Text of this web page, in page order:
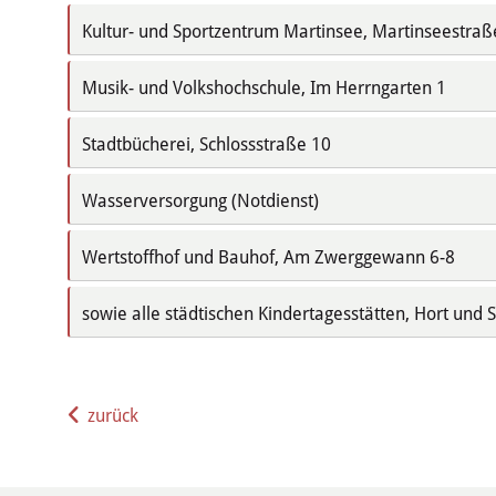
Kultur- und Sportzentrum Martinsee,
Musik- und Volkshochschule, Im Herrngarten 1
Stadtbücherei, Schlossstraße 10
Wasserversorgung (Notdienst)
Wertstoffhof und Bauhof, Am Zwerggewann 6-8
sowie alle städtischen Kindertagesstätten, Hort und
zurück